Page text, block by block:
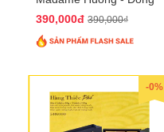
390,000đ 390,000₫
-0%